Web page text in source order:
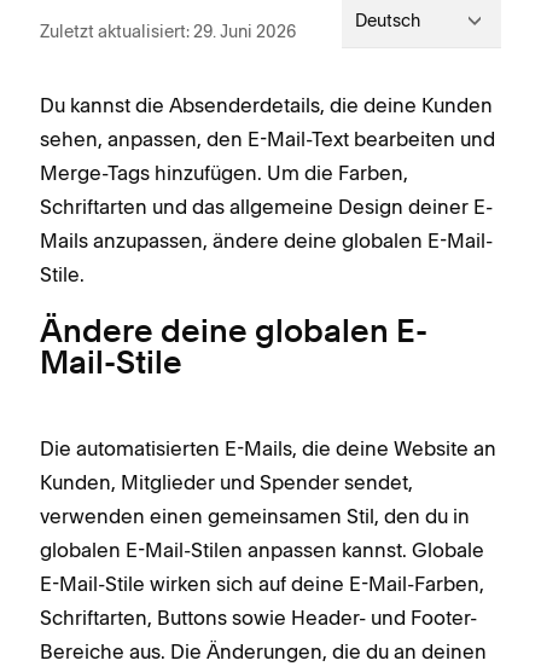
Zuletzt aktualisiert: 29. Juni 2026 Deutsch
Du kannst die Absenderdetails, die deine Kunden
sehen, anpassen, den E-Mail-Text bearbeiten und
Merge-Tags hinzufügen. Um die Farben,
Schriftarten und das allgemeine Design deiner E-
Mails anzupassen, ändere deine globalen E-Mail-
Stile.
Ändere deine globalen E-
Mail-Stile
Die automatisierten E-Mails, die deine Website an
Kunden, Mitglieder und Spender sendet,
verwenden einen gemeinsamen Stil, den du in
globalen E-Mail-Stilen anpassen kannst. Globale
E-Mail-Stile wirken sich auf deine E-Mail-Farben,
Schriftarten, Buttons sowie Header- und Footer-
Bereiche aus. Die Änderungen, die du an deinen